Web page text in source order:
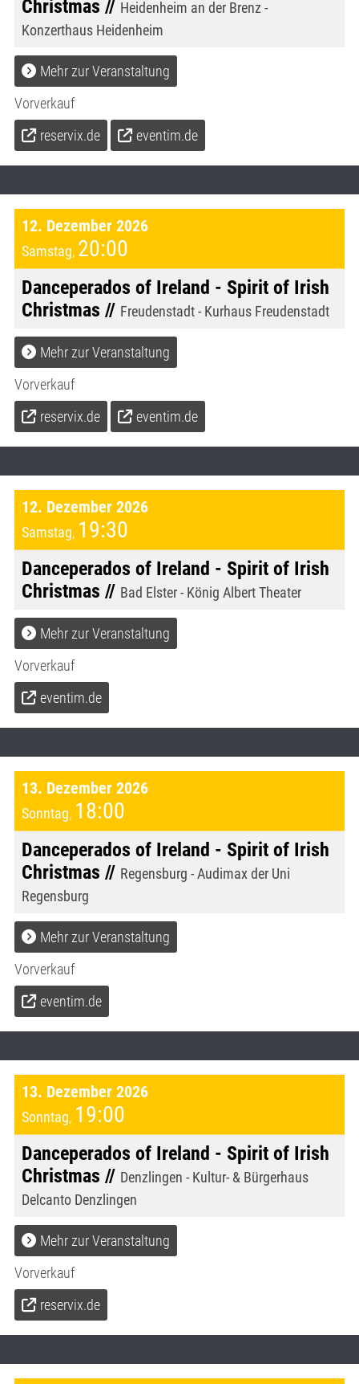
Christmas // Heidenheim an der Brenz -
Konzerthaus Heidenheim
Mehr zur Veranstaltung
Vorverkauf
reservix.de
eventim.de
12. Dezember 2026
Samstag, 20:00
Danceperados of Ireland - Spirit of Irish
Christmas // Freudenstadt - Kurhaus Freudenstadt
Mehr zur Veranstaltung
Vorverkauf
reservix.de
eventim.de
12. Dezember 2026
Samstag, 19:30
Danceperados of Ireland - Spirit of Irish
Christmas // Bad Elster - König Albert Theater
Mehr zur Veranstaltung
Vorverkauf
eventim.de
13. Dezember 2026
Sonntag, 18:00
Danceperados of Ireland - Spirit of Irish
Christmas // Regensburg - Audimax der Uni
Regensburg
Mehr zur Veranstaltung
Vorverkauf
eventim.de
13. Dezember 2026
Sonntag, 19:00
Danceperados of Ireland - Spirit of Irish
Christmas // Denzlingen - Kultur- & Bürgerhaus
Delcanto Denzlingen
Mehr zur Veranstaltung
Vorverkauf
reservix.de